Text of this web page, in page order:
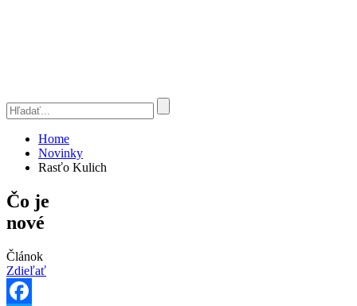
Home
Novinky
Rasťo Kulich
Čo je
nové
Článok
Zdieľať